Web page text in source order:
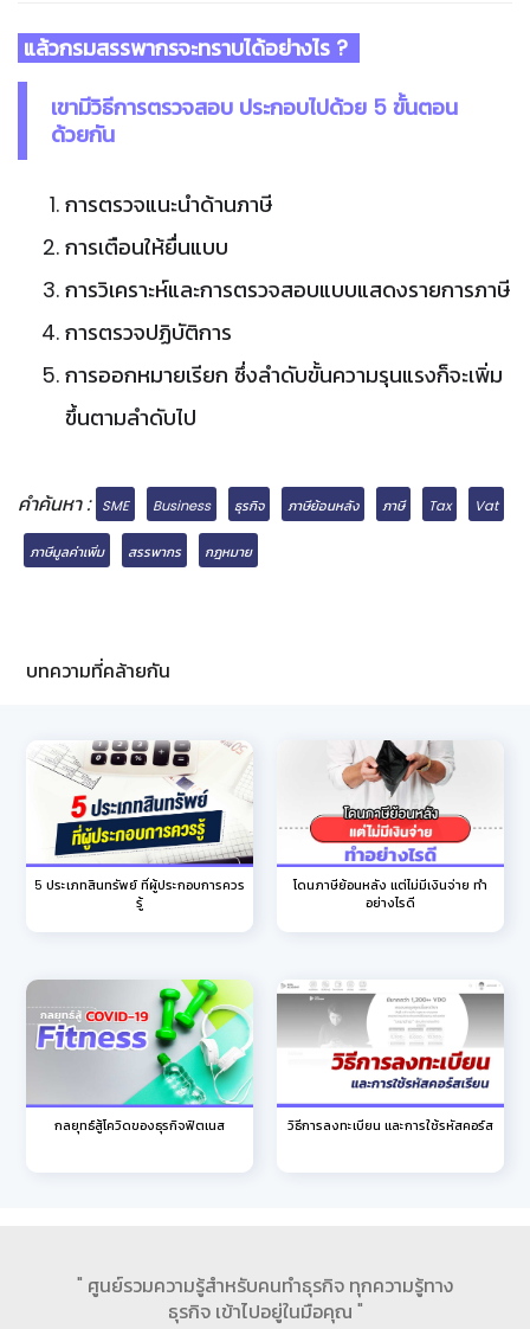
แล้วกรมสรรพากรจะทราบได้อย่างไร ?
เขามีวิธีการตรวจสอบ ประกอบไปด้วย 5 ขั้นตอน
ด้วยกัน
การตรวจแนะนำด้านภาษี
การเตือนให้ยื่นแบบ
การวิเคราะห์และการตรวจสอบแบบแสดงรายการภาษี
การตรวจปฏิบัติการ
การออกหมายเรียก ซึ่งลำดับขั้นความรุนแรงก็จะเพิ่ม
ขึ้นตามลำดับไป
คำค้นหา : SME Business ธุรกิจ ภาษีย้อนหลัง ภาษี Tax Vat
ภาษีมูลค่าเพิ่ม สรรพากร กฎหมาย
บทความที่คล้ายกัน
5 ประเภทสินทรัพย์ ที่ผู้ประกอบการควร
รู้
โดนภาษีย้อนหลัง แต่ไม่มีเงินจ่าย ทำ
อย่างไรดี
กลยุทธ์สู้โควิดของธุรกิจฟิตเนส วิธีการลงทะเบียน และการใช้รหัสคอร์ส
" ศูนย์รวมความรู้สำหรับคนทำธุรกิจ ทุกความรู้ทาง
ธุรกิจ เข้าไปอยู่ในมือคุณ "